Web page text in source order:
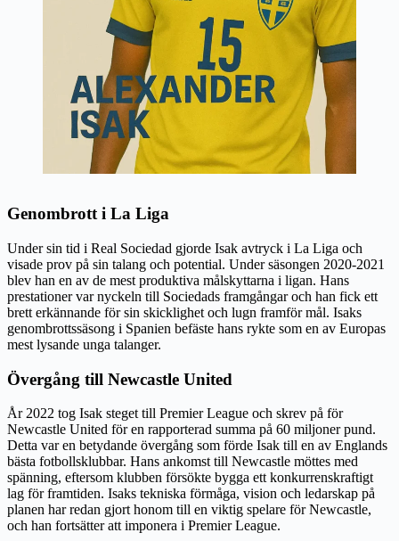
Genombrott i La Liga
Under sin tid i Real Sociedad gjorde Isak avtryck i La Liga och
visade prov på sin talang och potential. Under säsongen 2020-2021
blev han en av de mest produktiva målskyttarna i ligan. Hans
prestationer var nyckeln till Sociedads framgångar och han fick ett
brett erkännande för sin skicklighet och lugn framför mål. Isaks
genombrottssäsong i Spanien befäste hans rykte som en av Europas
mest lysande unga talanger.
Övergång till Newcastle United
År 2022 tog Isak steget till Premier League och skrev på för
Newcastle United för en rapporterad summa på 60 miljoner pund.
Detta var en betydande övergång som förde Isak till en av Englands
bästa fotbollsklubbar. Hans ankomst till Newcastle möttes med
spänning, eftersom klubben försökte bygga ett konkurrenskraftigt
lag för framtiden. Isaks tekniska förmåga, vision och ledarskap på
planen har redan gjort honom till en viktig spelare för Newcastle,
och han fortsätter att imponera i Premier League.